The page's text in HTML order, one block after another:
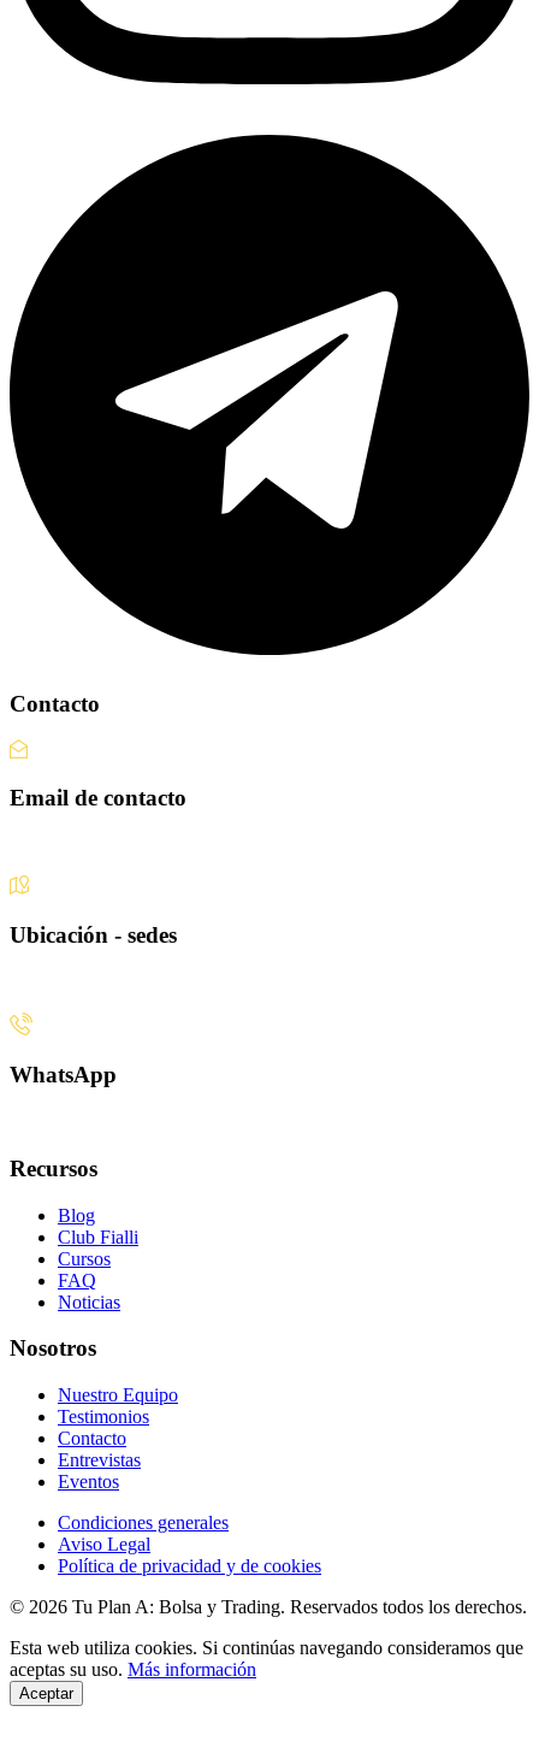
Contacto
Email de contacto
Ubicación - sedes
WhatsApp
Recursos
Blog
Club Fialli
Cursos
FAQ
Noticias
Nosotros
Nuestro Equipo
Testimonios
Contacto
Entrevistas
Eventos
Condiciones generales
Aviso Legal
Política de privacidad y de cookies
© 2026 Tu Plan A: Bolsa y Trading. Reservados todos los derechos.
Esta web utiliza cookies. Si continúas navegando consideramos que
aceptas su uso. Más información
Aceptar